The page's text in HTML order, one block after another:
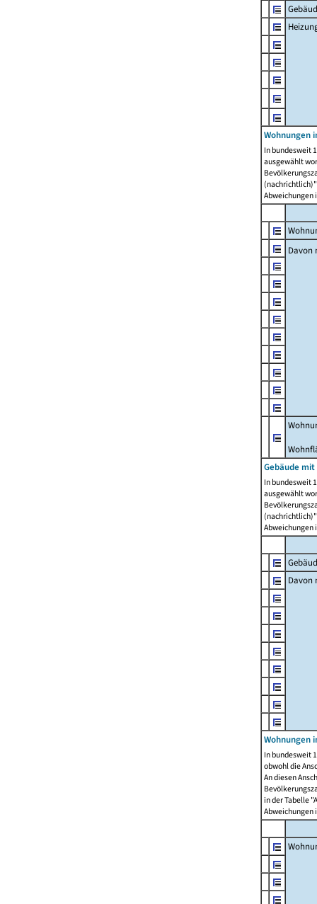
Wohnungen
In bundesweit
ausgewählt
Abweichungen
Davon
Gebäude
In bundesweit
ausgewählt
Abweichungen
Davon
Wohnungen
In bundesweit
obwohl die
An diesen
in der Tabelle
Abweichungen